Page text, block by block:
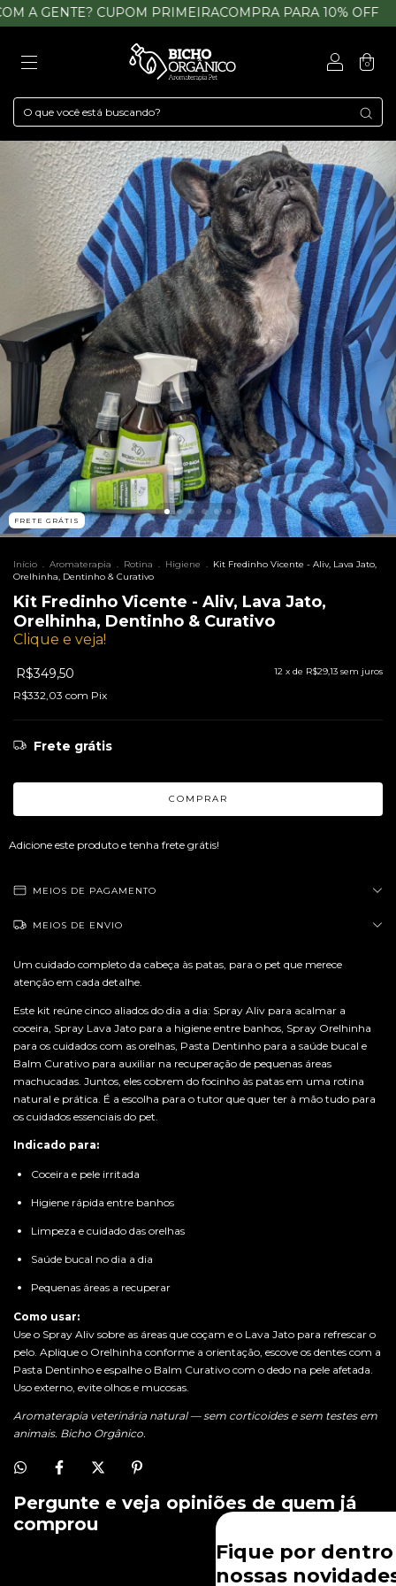
Fique por
nossas
GENTE? CUPOM PRIMEIRACOMPRA PARA 10% OFF
0
FRETE GRÁTIS
Início . Aromaterapia . Rotina . Higiene . Kit Fredinho Vicente - Aliv, Lava Jato,
Orelhinha, Dentinho & Curativo
Kit Fredinho Vicente - Aliv, Lava Jato,
Orelhinha, Dentinho & Curativo
Clique e veja!
R$349,50 12 x de R$29,13 sem juros
R$332,03 com Pix
Frete grátis
Adicione este produto e tenha frete grátis!
MEIOS DE PAGAMENTO
MEIOS DE ENVIO
Um cuidado completo da cabeça às patas, para o pet que merece
atenção em cada detalhe.
Este kit reúne cinco aliados do dia a dia: Spray Aliv para acalmar a
coceira, Spray Lava Jato para a higiene entre banhos, Spray Orelhinha
para os cuidados com as orelhas, Pasta Dentinho para a saúde bucal e
Balm Curativo para auxiliar na recuperação de pequenas áreas
machucadas. Juntos, eles cobrem do focinho às patas em uma rotina
natural e prática. É a escolha para o tutor que quer ter à mão tudo para
os cuidados essenciais do pet.
Indicado para:
Coceira e pele irritada
Higiene rápida entre banhos
Limpeza e cuidado das orelhas
Saúde bucal no dia a dia
Pequenas áreas a recuperar
Como usar:
Use o Spray Aliv sobre as áreas que coçam e o Lava Jato para refrescar o
pelo. Aplique o Orelhinha conforme a orientação, escove os dentes com a
Pasta Dentinho e espalhe o Balm Curativo com o dedo na pele afetada.
Uso externo, evite olhos e mucosas.
Aromaterapia veterinária natural — sem corticoides e sem testes em
animais. Bicho Orgânico.
Pergunte e veja opiniões de quem já
comprou